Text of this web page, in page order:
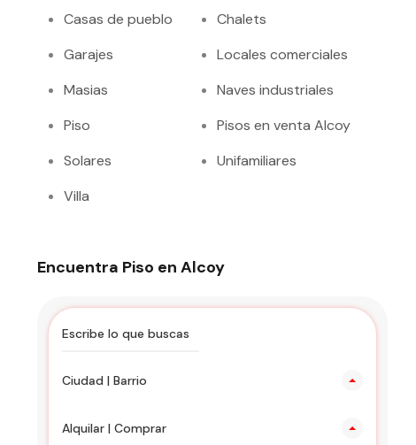
Casas de pueblo
Chalets
Garajes
Locales comerciales
Masias
Naves industriales
Piso
Pisos en venta Alcoy
Solares
Unifamiliares
Villa
Encuentra Piso en Alcoy
Ciudad | Barrio
Alquilar | Comprar